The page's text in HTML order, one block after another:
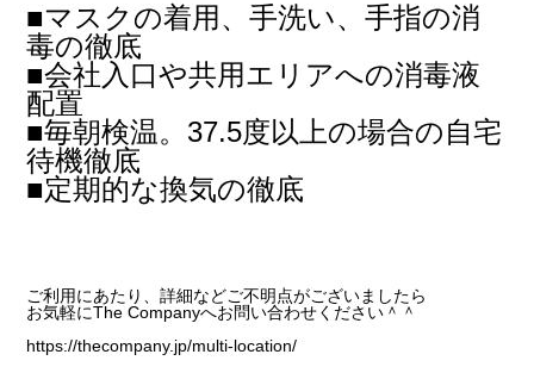
■マスクの着用、手洗い、手指の消
毒の徹底
■会社入口や共用エリアへの消毒液
配置
■毎朝検温。37.5度以上の場合の自宅
待機徹底
■定期的な換気の徹底
ご利用にあたり、詳細などご不明点がございましたら
お気軽にThe Companyへお問い合わせください＾＾
https://thecompany.jp/multi-location/